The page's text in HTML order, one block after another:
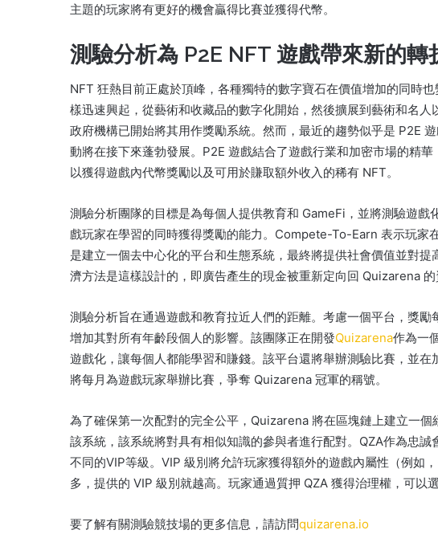
主題的玩家將有更好的機會贏得比賽並獲得代幣。
測驗分析為 P2E NFT 遊戲帶來新的轉
NFT 狂熱目前正處於頂峰，各種獨特的數字寶石在價值增加的同時也
樣迅速興起，從藝術和收藏品的數字化開始，然後擴展到藝術和名人
政府機構已開始將其用作獎勵系統。 然而，最近的趨勢似乎是 P2E
動將在接下來蓬勃發展。 P2E 遊戲結合了遊戲行業和加密市場的精華
以獲得遊戲內代幣獎勵以及可用於賺取額外收入的稀有 NFT。
測驗分析團隊的目標是為每個人提供教育和 GameFi，並將測驗遊戲
戲玩家在學習的同時獲得獎勵的能力。 Compete-To-Earn 表示玩家
是建立一個去中心化的平台和生態系統，最終將提供社會價值並對提
濟方法是這樣設計的，即廣告產生的現金被重新定向回 Quizarena 的
測驗分析旨在通過遊戲和教育拉近人們的距離。 考慮一個平台，獎勵
增加其對所有年齡段個人的影響。 該團隊正在開發Quizarena作為一
遊戲化，讓每個人都能學習和賺錢。 該平台還將舉辦測驗比賽，並在
將每月為遊戲玩家舉辦比賽，爭奪 Quizarena 冠軍的稱號。
為了確保第一次配對的完全公平，Quizarena 將在區塊鏈上建立一個
該系統，該​​系統將對具有相似知識的參與者進行配對。 QZA作為忠誠
不同的VIP等級。 VIP 級別將允許玩家獲得額外的遊戲內屬性（例如，
多，提供的 VIP 級別就越高。 玩家通過質押 QZA 獲得治理權，可以
要了解有關測驗競技場的更多信息，請訪問quizarena.io